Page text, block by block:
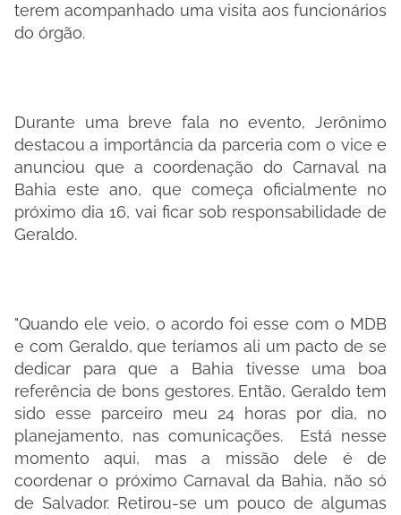
terem acompanhado uma visita aos funcionários
do órgão.
Durante uma breve fala no evento, Jerônimo
destacou a importância da parceria com o vice e
anunciou que a coordenação do Carnaval na
Bahia este ano, que começa oficialmente no
próximo dia 16, vai ficar sob responsabilidade de
Geraldo.
"Quando ele veio, o acordo foi esse com o MDB
e com Geraldo, que teríamos ali um pacto de se
dedicar para que a Bahia tivesse uma boa
referência de bons gestores. Então, Geraldo tem
sido esse parceiro meu 24 horas por dia, no
planejamento, nas comunicações. Está nesse
momento aqui, mas a missão dele é de
coordenar o próximo Carnaval da Bahia, não só
de Salvador. Retirou-se um pouco de algumas